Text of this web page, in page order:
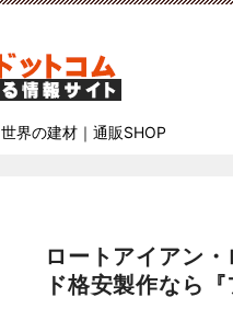
世界の建材｜通販SHOP
ロートアイアン
ド格安製作なら